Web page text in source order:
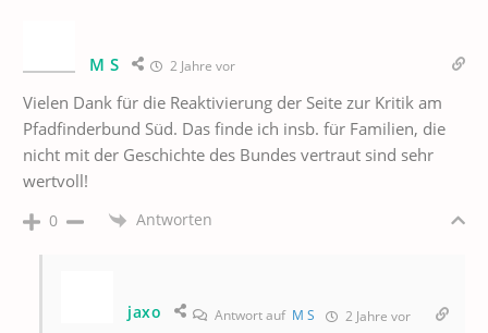
M S 2 Jahre vor
Vielen Dank für die Reaktivierung der Seite zur Kritik am
Pfadfinderbund Süd. Das finde ich insb. für Familien, die
nicht mit der Geschichte des Bundes vertraut sind sehr
wertvoll!
0 Antworten
jaxo Antwort auf M S 2 Jahre vor